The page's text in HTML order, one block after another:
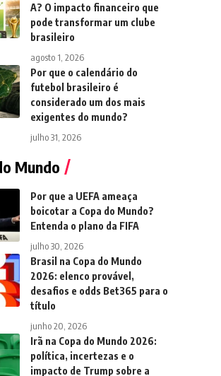
A? O impacto financeiro que
pode transformar um clube
brasileiro
agosto 1, 2026
Por que o calendário do
futebol brasileiro é
considerado um dos mais
exigentes do mundo?
julho 31, 2026
Mundo
Por que a UEFA ameaça
boicotar a Copa do Mundo?
Entenda o plano da FIFA
julho 30, 2026
Brasil na Copa do Mundo
2026: elenco provável,
desafios e odds Bet365 para o
título
junho 20, 2026
Irã na Copa do Mundo 2026:
política, incertezas e o
impacto de Trump sobre a